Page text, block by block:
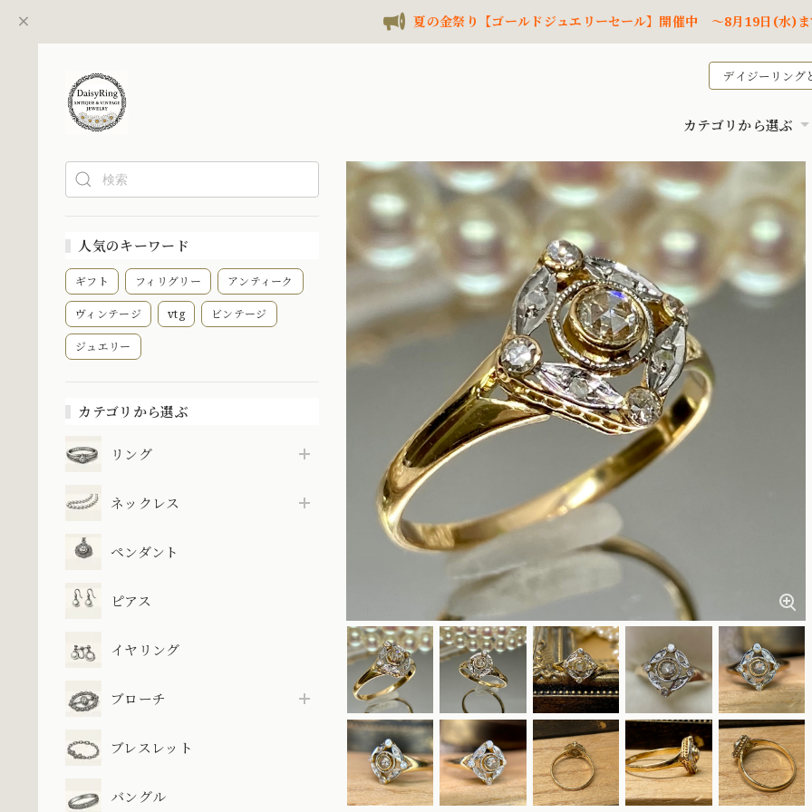
夏の金祭り【ゴールドジュエリーセール】開催中 ～8月19日(水)
デイジーリング
カテゴリから選ぶ
人気のキーワード
ギフト フィリグリー アンティーク
ヴィンテージ vtg ビンテージ
ジュエリー
カテゴリから選ぶ
リング
ネックレス
ペンダント
ピアス
イヤリング
ブローチ
ブレスレット
バングル